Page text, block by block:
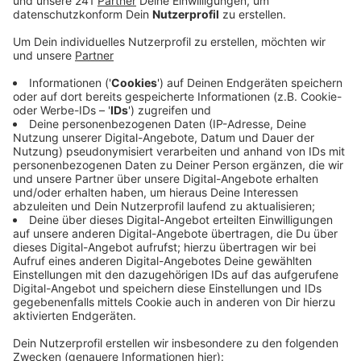
Anzeige
Gerangel, von dem man erst in der Zeitung erfahren
habe. Untragbar, bei so einer wichtigen Personalie im
Kreis, hieß es da. Nun meldet sich der Kreis in einer
offiziellen Mitteilung selbst zu Wort. Der Tenor: Die
Bürgerinnen und Bürger können sich sicher fühlen – der
Katastrophenschutz ist gut aufgestellt und zwar
unabhängig von einzelnen Personalien. Niemand müsse
Angst haben, dass im Katastrophenfall nicht geholfen
werde. Es sei fehl am Platz, das Sicherheits-Gefühl
der Menschen in dieser Sache zu instrumentalisieren.
Das zuständige Amt sei mit Experten mit viel
Erfahrung besetzt und die aktuelle
Organisationsstruktur auf Anraten eines Gutachters
umgesetzt.